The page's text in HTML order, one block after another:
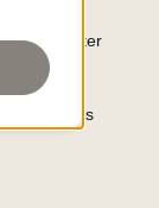
ou consulter
plus brefs